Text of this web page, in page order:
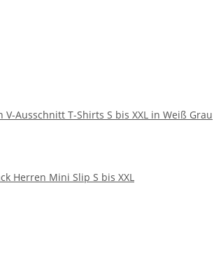
V-Ausschnitt T-Shirts S bis XXL in Weiß Grau